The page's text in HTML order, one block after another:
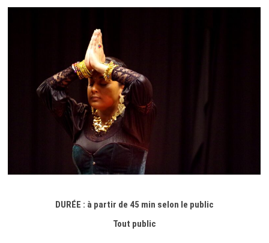
DURÉE : à partir de 45 min selon le public
Tout public